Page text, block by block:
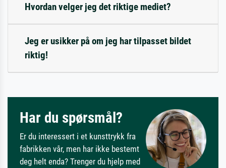
Hvordan velger jeg det riktige mediet?
Jeg er usikker på om jeg har tilpasset bildet
riktig!
Har du spørsmål?
Er du interessert i et kunsttrykk fra
fabrikken vår, men har ikke bestemt
deg helt enda? Trenger du hjelp med